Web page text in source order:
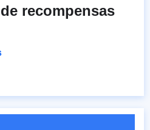
recompensas